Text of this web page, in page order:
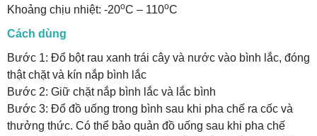
Khoảng chịu nhiệt: -20oC – 110oC
Cách dùng
Bước 1: Đổ bột rau xanh trái cây và nước vào bình lắc, đóng
thật chặt và kín nắp bình lắc
Bước 2: Giữ chặt nắp bình lắc và lắc bình
Bước 3: Đổ đồ uống trong bình sau khi pha chế ra cốc và
thưởng thức. Có thể bảo quản đồ uống sau khi pha chế